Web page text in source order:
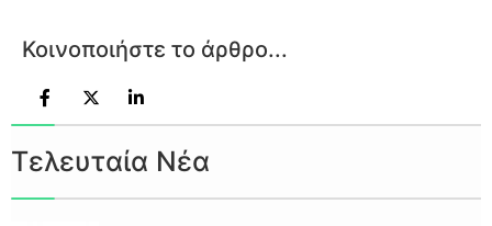
Κοινοποιήστε το άρθρο...
Τελευταία Νέα